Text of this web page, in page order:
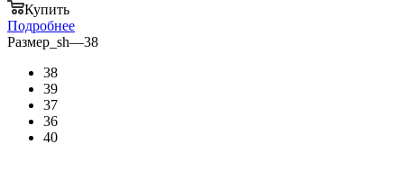
Купить
Подробнее
Размер_sh—38
38
39
37
36
40